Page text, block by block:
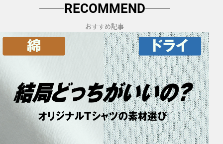
RECOMMEND
おすすめ記事